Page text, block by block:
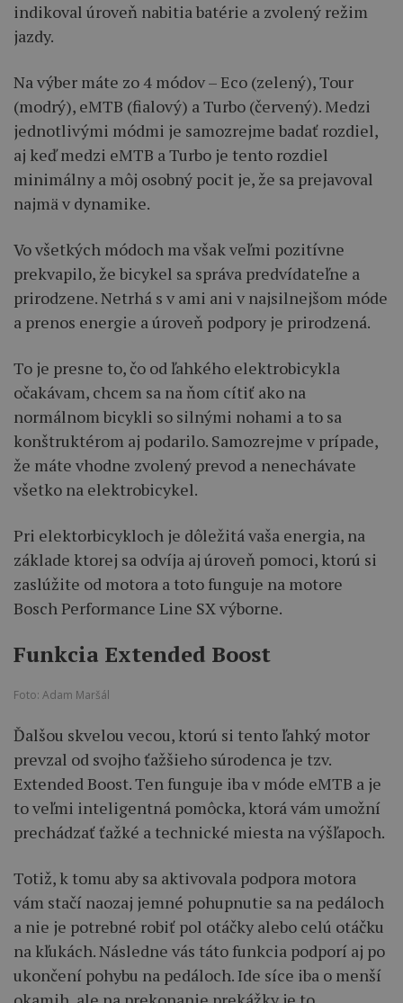
indikoval úroveň nabitia batérie a zvolený režim
jazdy.
Na výber máte zo 4 módov – Eco (zelený), Tour
(modrý), eMTB (fialový) a Turbo (červený). Medzi
jednotlivými módmi je samozrejme badať rozdiel,
aj keď medzi eMTB a Turbo je tento rozdiel
minimálny a môj osobný pocit je, že sa prejavoval
najmä v dynamike.
Vo všetkých módoch ma však veľmi pozitívne
prekvapilo, že bicykel sa správa predvídateľne a
prirodzene. Netrhá s v ami ani v najsilnejšom móde
a prenos energie a úroveň podpory je prirodzená.
To je presne to, čo od ľahkého elektrobicykla
očakávam, chcem sa na ňom cítiť ako na
normálnom bicykli so silnými nohami a to sa
konštruktérom aj podarilo. Samozrejme v prípade,
že máte vhodne zvolený prevod a nenechávate
všetko na elektrobicykel.
Pri elektorbicykloch je dôležitá vaša energia, na
základe ktorej sa odvíja aj úroveň pomoci, ktorú si
zaslúžite od motora a toto funguje na motore
Bosch Performance Line SX výborne.
Funkcia Extended Boost
Foto: Adam Maršál
Ďalšou skvelou vecou, ktorú si tento ľahký motor
prevzal od svojho ťažšieho súrodenca je tzv.
Extended Boost. Ten funguje iba v móde eMTB a je
to veľmi inteligentná pomôcka, ktorá vám umožní
prechádzať ťažké a technické miesta na výšľapoch.
Totiž, k tomu aby sa aktivovala podpora motora
vám stačí naozaj jemné pohupnutie sa na pedáloch
a nie je potrebné robiť pol otáčky alebo celú otáčku
na kľukách. Následne vás táto funkcia podporí aj po
ukončení pohybu na pedáloch. Ide síce iba o menší